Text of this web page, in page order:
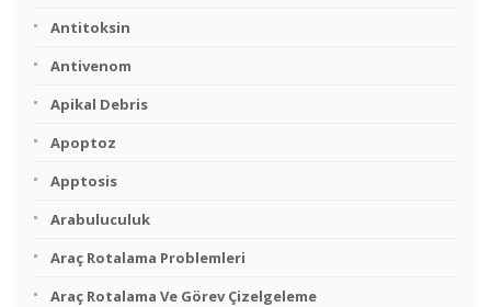
Antitoksin
Antivenom
Apikal Debris
Apoptoz
Apptosis
Arabuluculuk
Araç Rotalama Problemleri
Araç Rotalama Ve Görev Çizelgeleme